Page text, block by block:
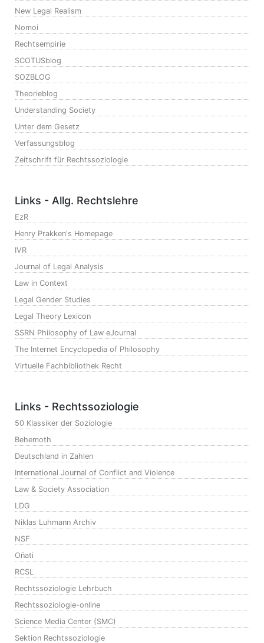
New Legal Realism
Nomoi
Rechtsempirie
SCOTUSblog
SOZBLOG
Theorieblog
Understanding Society
Unter dem Gesetz
Verfassungsblog
Zeitschrift für Rechtssoziologie
Links - Allg. Rechtslehre
EzR
Henry Prakken's Homepage
IVR
Journal of Legal Analysis
Law in Context
Legal Gender Studies
Legal Theory Lexicon
SSRN Philosophy of Law eJournal
The Internet Encyclopedia of Philosophy
Virtuelle Fachbibliothek Recht
Links - Rechtssoziologie
50 Klassiker der Soziologie
Behemoth
Deutschland in Zahlen
International Journal of Conflict and Violence
Law & Society Association
LDG
Niklas Luhmann Archiv
NSF
Oñati
RCSL
Rechtssoziologie Lehrbuch
Rechtssoziologie-online
Science Media Center (SMC)
Sektion Rechtssoziologie